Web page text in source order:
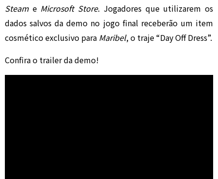
Steam e Microsoft Store. Jogadores que utilizarem os
dados salvos da demo no jogo final receberão um item
cosmético exclusivo para Maribel, o traje “Day Off Dress”.
Confira o trailer da demo!